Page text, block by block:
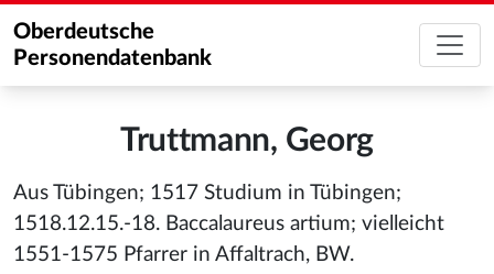
Oberdeutsche
Personendatenbank
Truttmann, Georg
Aus Tübingen; 1517 Studium in Tübingen;
1518.12.15.-18. Baccalaureus artium; vielleicht
1551-1575 Pfarrer in Affaltrach, BW.